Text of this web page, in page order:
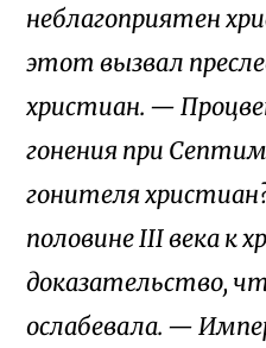
неблагоприятен
этот вызвал
христиан. —
гонения при
гонителя
половине III века к
доказательство,
ослабевала. —